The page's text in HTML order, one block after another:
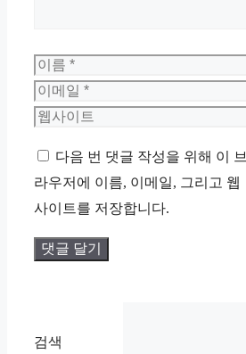
이
름
이
메
웹
트
다음 번 댓글 작성을 위해 이 브
라우저에 이름, 이메일, 그리고 웹
사이트를 저장합니다.
검색